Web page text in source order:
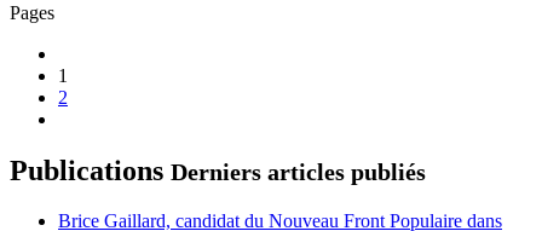
Pages
1
2
Publications Derniers articles publiés
Brice Gaillard, candidat du Nouveau Front Populaire dans